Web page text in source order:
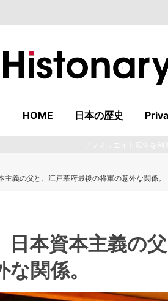
HOME 日本の歴史
義の父と、江戸幕府最後の将軍の意外な関係。
日本資本主義の
関係。